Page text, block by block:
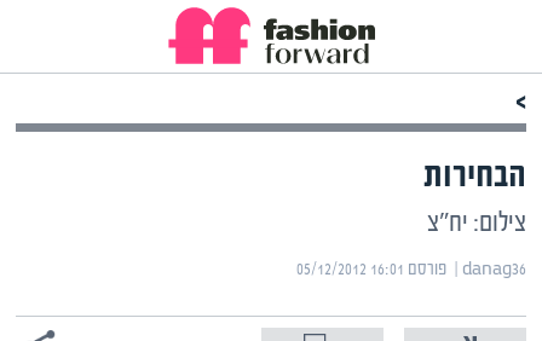
>
הבחירות
צילום: יח"צ
danag36 | ‏ פורסם ‎05/12/2012 16:01